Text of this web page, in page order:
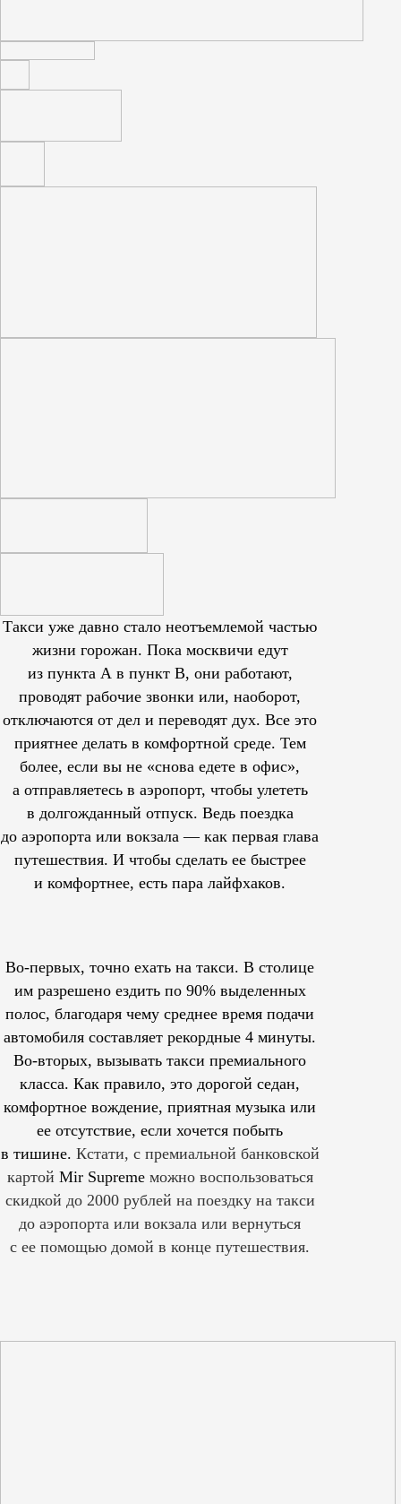
Такси уже давно стало неотъемлемой частью
жизни горожан. Пока москвичи едут
из пункта А в пункт В, они работают,
проводят рабочие звонки или, наоборот,
отключаются от дел и переводят дух. Все это
приятнее делать в комфортной среде. Тем
более, если вы не «снова едете в офис»,
а отправляетесь в аэропорт, чтобы улететь
в долгожданный отпуск. Ведь поездка
до аэропорта или вокзала — как первая глава
путешествия. И чтобы сделать ее быстрее
и комфортнее, есть пара лайфхаков.
Во-первых, точно ехать на такси. В столице
им разрешеноездить по 90% выделенных
полос, благодаря чему среднее время подачи
автомобиля составляет рекордные 4 минуты.
Во-вторых, вызывать такси премиального
класса. Как правило, это дорогой седан,
комфортное вождение, приятная музыка или
ее отсутствие, если хочется побыть
в тишине. Кстати, с премиальной банковской
картой Mir Supreme можно воспользоваться
скидкой до 2000 рублей на поездку на такси
до аэропорта или вокзала или вернуться
с ее помощью домой в конце путешествия.